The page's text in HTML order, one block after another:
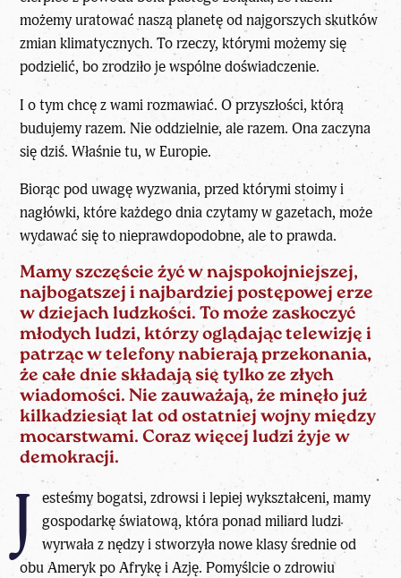
możemy uratować naszą planetę od najgorszych skutków
zmian klimatycznych. To rzeczy, którymi możemy się
podzielić, bo zrodziło je wspólne doświadczenie.
I o tym chcę z wami rozmawiać. O przyszłości, którą
budujemy razem. Nie oddzielnie, ale razem. Ona zaczyna
się dziś. Właśnie tu, w Europie.
Biorąc pod uwagę wyzwania, przed którymi stoimy i
nagłówki, które każdego dnia czytamy w gazetach, może
wydawać się to nieprawdopodobne, ale to prawda.
Mamy szczęście żyć w najspokojniejszej,
najbogatszej i najbardziej postępowej erze
w dziejach ludzkości. To może zaskoczyć
młodych ludzi, którzy oglądając telewizję i
patrząc w telefony nabierają przekonania,
że całe dnie składają się tylko ze złych
wiadomości. Nie zauważają, że minęło już
kilkadziesiąt lat od ostatniej wojny między
mocarstwami. Coraz więcej ludzi żyje w
demokracji.
J
esteśmy bogatsi, zdrowsi i lepiej wykształceni, mamy
gospodarkę światową, która ponad miliard ludzi
wyrwała z nędzy i stworzyła nowe klasy średnie od
obu Ameryk po Afrykę i Azję. Pomyślcie o zdrowiu